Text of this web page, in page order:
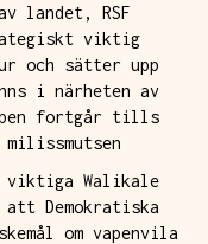
landet, RSF
viktig
och sätter upp
i närheten av
fortgår tills
Walikale
att Demokratiska
om vapenvila